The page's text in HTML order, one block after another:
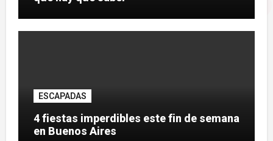
ESCAPADAS
4 fiestas imperdibles este fin de semana
en Buenos Aires